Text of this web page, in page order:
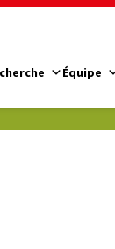
Équipe